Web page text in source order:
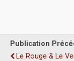
Publication
Le Rouge & Le